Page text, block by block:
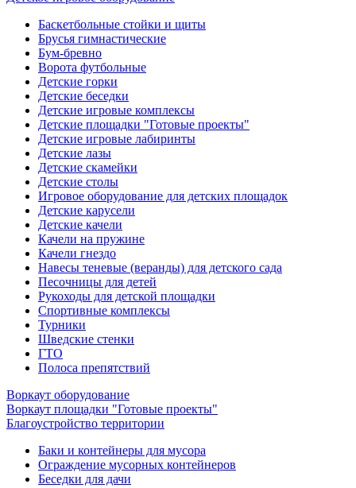
Баскетбольные стойки и щиты
Брусья гимнастические
Бум-бревно
Ворота футбольные
Детские горки
Детские беседки
Детские игровые комплексы
Детские площадки "Готовые проекты"
Детские игровые лабиринты
Детские лазы
Детские скамейки
Детские столы
Игровое оборудование для детских площадок
Детские карусели
Детские качели
Качели на пружине
Качели гнездо
Навесы теневые (веранды) для детского сада
Песочницы для детей
Рукоходы для детской площадки
Спортивные комплексы
Турники
Шведские стенки
ГТО
Полоса препятствий
Воркаут оборудование
Воркаут площадки "Готовые проекты"
Благоустройство территории
Баки и контейнеры для мусора
Ограждение мусорных контейнеров
Беседки для дачи